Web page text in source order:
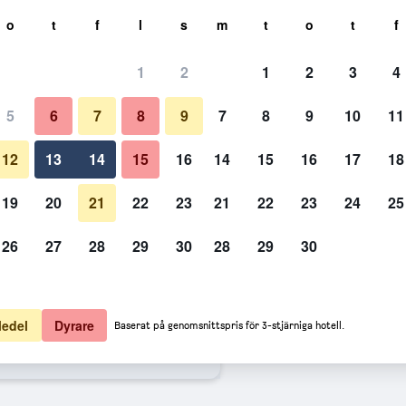
Billigaste Pris per natt
natt totalt
kr Visa erbjudande
kr Visa erbjudande
Hotel- By Star
Bilder från Arroyo
o t f l s
1 2
5 6 7 8 9
12 13 14 15 16
19 20 21 22 23
26 27 28 29 30
m t o t f
1 2 3 4
7 8 9 10 11
14 15 16 17 18
21 22 23 24 25
28 29 30
Dyrare Baserat på genomsnittspris för 3-stjärniga hotell.